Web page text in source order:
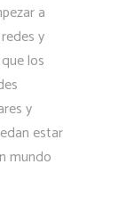
a
y
los
y
estar
mundo